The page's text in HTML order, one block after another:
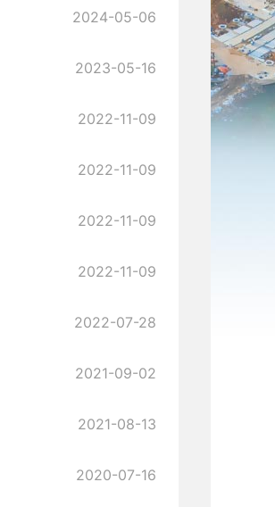
2024-05-06
2023-05-16
2022-11-09
2022-11-09
2022-11-09
2022-11-09
2022-07-28
2021-09-02
2021-08-13
2020-07-16